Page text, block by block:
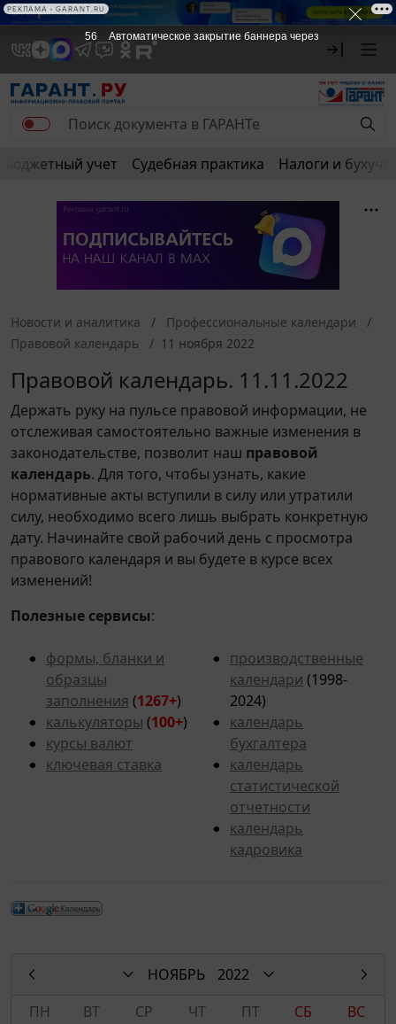
Бюджетный учет Судебная практика Налоги и
Новости и аналитика
Профессиональные календари
Правовой календарь
11 ноября 2022
Правовой календарь. 11.11.2022
Держать руку на пульсе правовой информации, не
отслеживая самостоятельно важные изменения в
законодательстве, позволит наш правовой
календарь. Для того, чтобы узнать, какие
нормативные акты вступили в силу или утратили
силу, необходимо всего лишь выбрать конкретную
дату. Начинайте свой рабочий день с просмотра
правового календаря и вы будете в курсе всех
изменений!
Полезные сервисы:
формы, бланки и
образцы
заполнения (1267+)
калькуляторы (100+)
курсы валют
ключевая ставка
производственные
календари (1998-
2024)
календарь
бухгалтера
календарь
статистической
отчетности
календарь
кадровика
НОЯБРЬ
2022
ПН
ВТ СР ЧТ ПТ СБ
ВС
55 Автоматическое закрытие баннера через
РЕКЛАМА • GARANT.RU